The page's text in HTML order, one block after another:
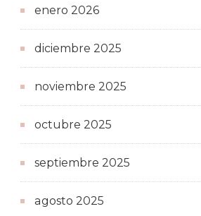
enero 2026
diciembre 2025
noviembre 2025
octubre 2025
septiembre 2025
agosto 2025